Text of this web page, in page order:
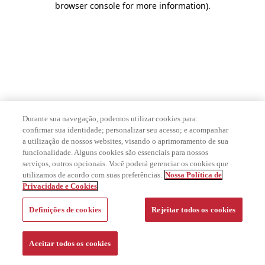
browser console for more information).
Durante sua navegação, podemos utilizar cookies para:
confirmar sua identidade; personalizar seu acesso; e acompanhar
a utilização de nossos websites, visando o aprimoramento de sua
funcionalidade. Alguns cookies são essenciais para nossos
serviços, outros opcionais. Você poderá gerenciar os cookies que
utilizamos de acordo com suas preferências. Nossa Política de
Privacidade e Cookies
Definições de cookies Rejeitar todos os cookies
Aceitar todos os cookies